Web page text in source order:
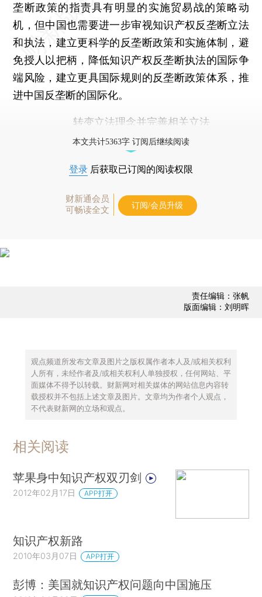
垄断政策的指责具有明显的实施贸易战的策略动
机，但中国也需要进一步审视知识产权反垄断立法
和执法，建立更科学的反垄断政策和实施体制，避
免授人以把柄，降低知识产权反垄断执法的国际争
端风险，建立更具国际规则的反垄断政策体系，推
进中国反垄断的国际化。
转变立法理念并完善相关立法
本文共计5363字 订阅后继续阅读
登录 后获取已订阅的阅读权限
财新通会员
可畅读全文
订阅/会员升级
责任编辑：张帆
版面编辑：刘明晖
观点频道所发布文章及图片之版权属作者本人及/或相关权利
人所有，未经作者及/或相关权利人单独授权，任何网站、平
面媒体不得予以转载。财新网对相关媒体的网站信息内容转
载授权并不包括上述文章及图片。文章均为作者个人观点，
不代表财新网的立场和观点。
相关阅读
苹果身中知识产权双刃剑
2012年02月17日 APP打开
知识产权新路
2010年03月07日 APP打开
彭博：美国就知识产权问题向中国施压